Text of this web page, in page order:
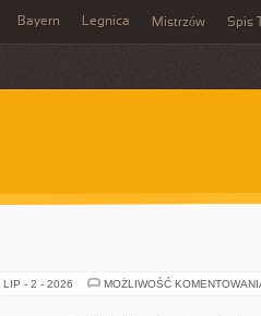
Bayern Legnica Mistrzów Spis
LIP - 2 - 2026 MOŻLIWOŚĆ